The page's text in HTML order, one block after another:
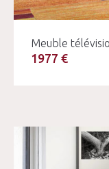
Meuble
1977 €